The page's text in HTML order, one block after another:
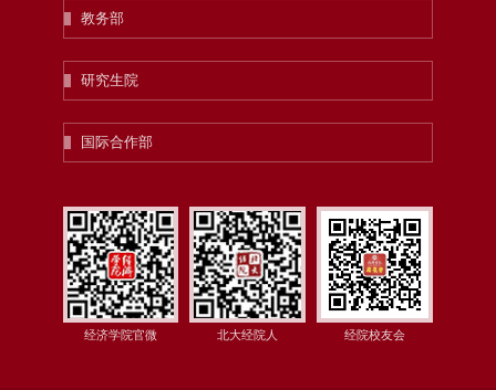
教务部
研究生院
国际合作部
经济学院官微 北大经院人 经院校友会